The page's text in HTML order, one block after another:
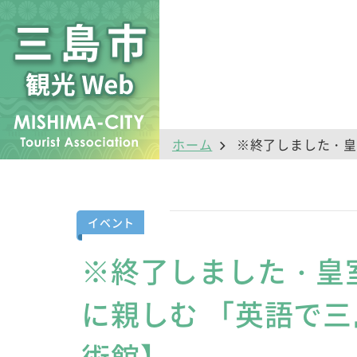
ホーム ※終了しました・
イベント
※終了しました・皇
に親しむ 「英語で